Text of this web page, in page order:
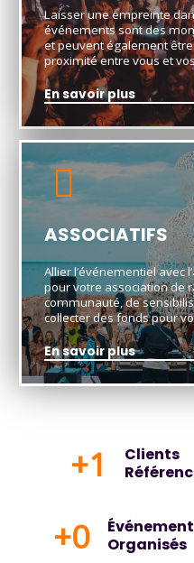
Laisser une empreinte
événements sont des
et peuvent également
proximité entre vous et
En savoir plus
ASSOCIATIFS
Allier l’événementiel avec
pour votre association de
communauté, de
collecter des fonds pour
En savoir plus
+1
Clients
+0
Organisés